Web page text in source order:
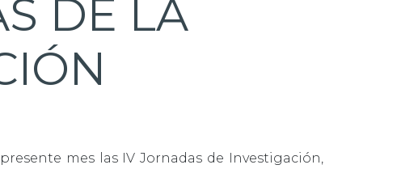
DE LA
mes las IV Jornadas de Investigación,